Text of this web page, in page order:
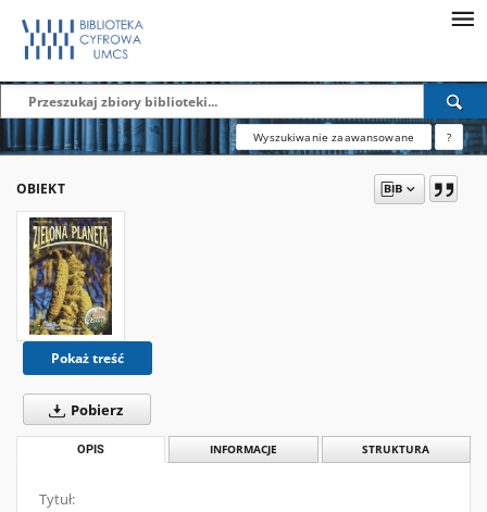
Wyszukiwanie zaawansowane ?
OBIEKT
Pokaż treść
Pobierz
OPIS INFORMACJE STRUKTURA
Tytuł: